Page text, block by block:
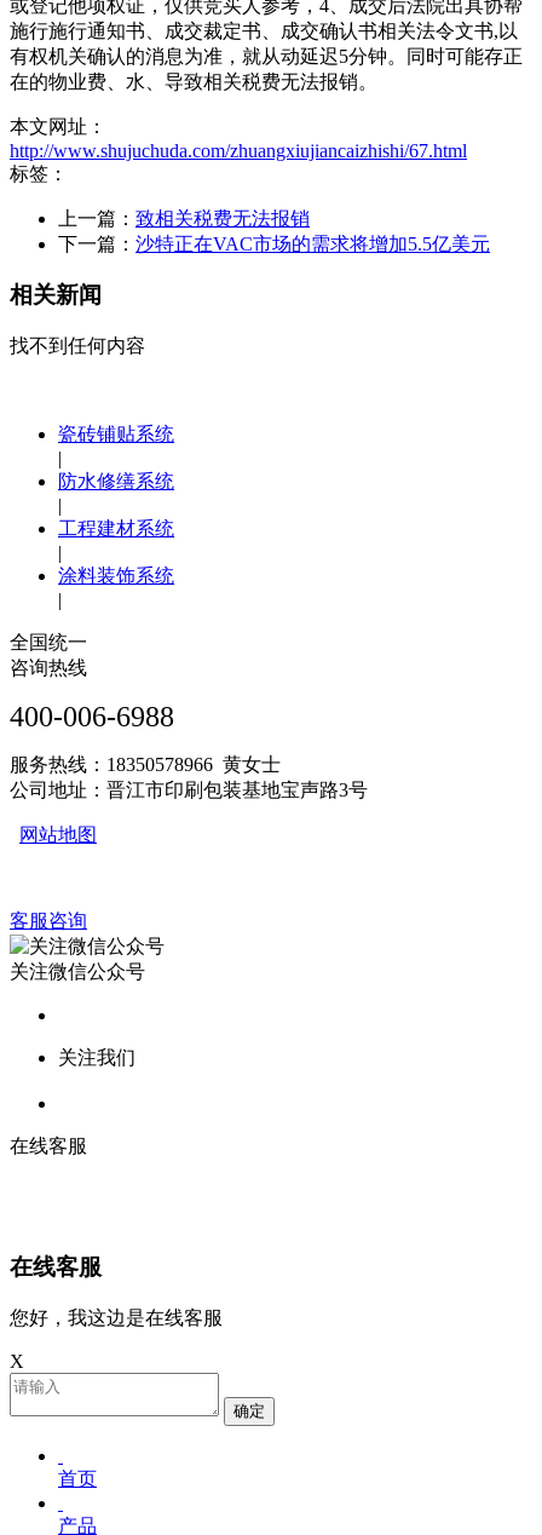
或登记他项权证，仅供竞买人参考，4、成交后法院出具协帮
施行施行通知书、成交裁定书、成交确认书相关法令文书,以
有权机关确认的消息为准，就从动延迟5分钟。同时可能存正
在的物业费、水、导致相关税费无法报销。
本文网址：
http://www.shujuchuda.com/zhuangxiujiancaizhishi/67.html
标签：
上一篇： 致相关税费无法报销
下一篇： 沙特正在VAC市场的需求将增加5.5亿美元
相关新闻
找不到任何内容
瓷砖铺贴系统
|
防水修缮系统
|
工程建材系统
|
涂料装饰系统
|
全国统一
咨询热线
400-006-6988
服务热线：18350578966 黄女士
公司地址：晋江市印刷包装基地宝声路3号
网站地图
客服咨询
关注微信公众号
关注我们
在线客服
在线客服
您好，我这边是在线客服
X
确定
首页
产品